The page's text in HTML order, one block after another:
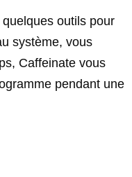
outils pour
système, vous
Caffeinate vous
pendant une